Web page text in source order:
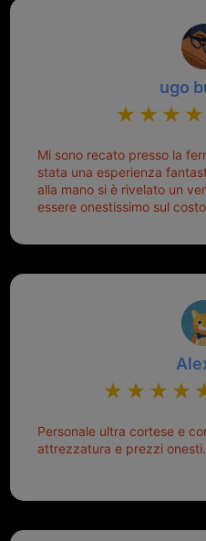
ugo
Mi sono recato presso la
stata una esperienza
alla mano si è rivelato un
essere onestissimo sul
Personale ultra cortese e
attrezzatura e prezzi